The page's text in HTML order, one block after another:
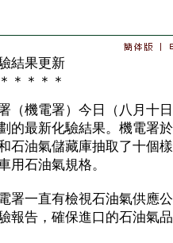
結果更新
＊＊＊＊
機電署）今日（八月十日
的最新化驗結果。機電署
石油氣儲藏庫抽取了十個
用石油氣規格。
一直有檢視石油氣供應公
報告，確保進口的石油氣